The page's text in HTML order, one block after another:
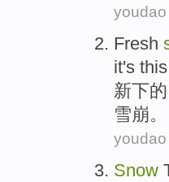
youdao
Fresh
it's this
新下的
雪崩。
youdao
Snow